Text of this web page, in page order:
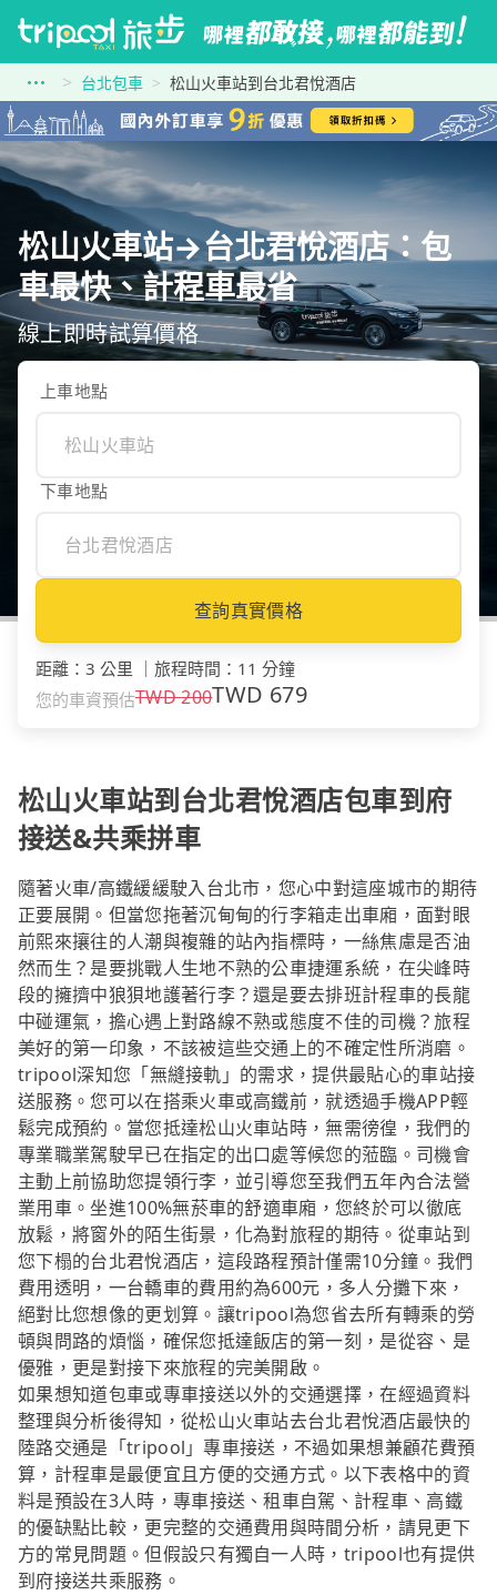
台北包車 松山火車站到台北君悅酒店
松山火車站→台北君悅酒店：包
車最快、計程車最省
線上即時試算價格
上車地點
下車地點
查詢真實價格
距離 ： 3 公里 旅程時間 ： 11 分鐘
您的車資預估TWD200TWD 679
松山火車站到台北君悅酒店包車到府
接送&共乘拼車
隨著火車/高鐵緩緩駛入台北市，您心中對這座城市的期待
正要展開。但當您拖著沉甸甸的行李箱走出車廂，面對眼
前熙來攘往的人潮與複雜的站內指標時，一絲焦慮是否油
然而生？是要挑戰人生地不熟的公車捷運系統，在尖峰時
段的擁擠中狼狽地護著行李？還是要去排班計程車的長龍
中碰運氣，擔心遇上對路線不熟或態度不佳的司機？旅程
美好的第一印象，不該被這些交通上的不確定性所消磨。
tripool深知您「無縫接軌」的需求，提供最貼心的車站接
送服務。您可以在搭乘火車或高鐵前，就透過手機APP輕
鬆完成預約。當您抵達松山火車站時，無需徬徨，我們的
專業職業駕駛早已在指定的出口處等候您的蒞臨。司機會
主動上前協助您提領行李，並引導您至我們五年內合法營
業用車。坐進100%無菸車的舒適車廂，您終於可以徹底
放鬆，將窗外的陌生街景，化為對旅程的期待。從車站到
您下榻的台北君悅酒店，這段路程預計僅需10分鐘。我們
費用透明，一台轎車的費用約為600元，多人分攤下來，
絕對比您想像的更划算。讓tripool為您省去所有轉乘的勞
頓與問路的煩惱，確保您抵達飯店的第一刻，是從容、是
優雅，更是對接下來旅程的完美開啟。
如果想知道包車或專車接送以外的交通選擇，在經過資料
整理與分析後得知，從松山火車站去台北君悅酒店最快的
陸路交通是「tripool」專車接送，不過如果想兼顧花費預
算，計程車是最便宜且方便的交通方式。以下表格中的資
料是預設在3人時，專車接送、租車自駕、計程車、高鐵
的優缺點比較，更完整的交通費用與時間分析，請見更下
方的常見問題。但假設只有獨自一人時，tripool也有提供
到府接送共乘服務。